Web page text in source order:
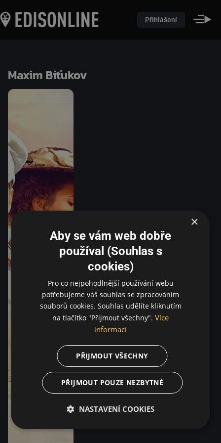
Přihlášení
Maxim Biťukov
×
Aby se vám web dobře
používal (Souhlas s
cookies)
Pro co nejpohodlnější používání webu
potřebujeme váš souhlas se zpracováním
souborů cookies. Souhlas udělíte kliknutím
na tlačítko "Přijmout všechny". Více
informací
PŘIJMOUT VŠECHNY
PŘIJMOUT POUZE NEZBYTNÉ
NASTAVENÍ COOKIES